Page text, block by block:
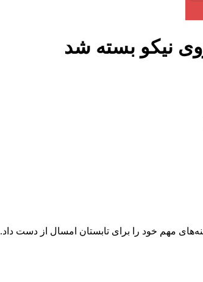
نیکو بسته شد
مهم خود را برای تابستان امسال از دست داد.